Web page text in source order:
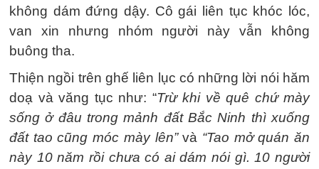
không dám đứng dậy. Cô gái liên tục khóc lóc,
van xin nhưng nhóm người này vẫn không
buông tha.
Thiện ngồi trên ghế liên lục có những lời nói hăm
doạ và văng tục như: “Trừ khi về quê chứ mày
sống ở đâu trong mảnh đất Bắc Ninh thì xuống
đất tao cũng móc mày lên”và “Tao mở quán ăn
này 10 năm rồi chưa có ai dám nói gì. 10 người